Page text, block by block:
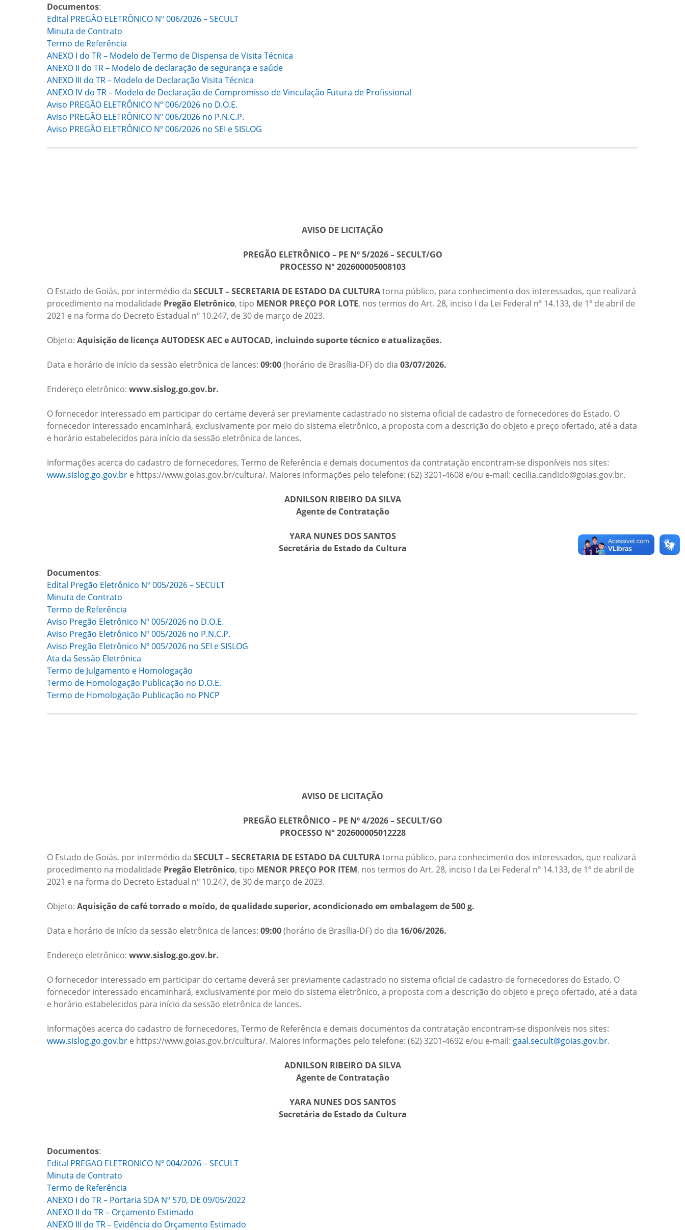
Documentos:
Edital PREGÃO ELETRÔNICO Nº 006/2026 – SECULT
Minuta de Contrato
Termo de Referência
ANEXO I do TR – Modelo de Termo de Dispensa de Visita Técnica
ANEXO II do TR – Modelo de declaração de segurança e saúde
ANEXO III do TR – Modelo de Declaração Visita Técnica
ANEXO IV do TR – Modelo de Declaração de Compromisso de Vinculação Futura de Profissional
Aviso PREGÃO ELETRÔNICO Nº 006/2026 no D.O.E.
Aviso PREGÃO ELETRÔNICO Nº 006/2026 no P.N.C.P.
Aviso PREGÃO ELETRÔNICO Nº 006/2026 no SEI e SISLOG
AVISO DE LICITAÇÃO
PREGÃO ELETRÔNICO – PE Nº 5/2026 – SECULT/GO
PROCESSO N° 202600005008103
O Estado de Goiás, por intermédio da SECULT – SECRETARIA DE ESTADO DA CULTURAtorna público, para conhecimento dos interessados, que realizará
procedimento na modalidade Pregão Eletrônico, tipo MENOR PREÇO POR LOTE, nos termos do Art. 28, inciso I da Lei Federal nº 14.133, de 1º de abril de
2021 e na forma do Decreto Estadual nº 10.247, de 30 de março de 2023.
Objeto: Aquisição de licença AUTODESK AEC e AUTOCAD, incluindo suporte técnico e atualizações.
Data e horário de início da sessão eletrônica de lances: 09:00(horário de Brasília-DF) do dia 03/07/2026.
Endereço eletrônico: www.sislog.go.gov.br.
O fornecedor interessado em participar do certame deverá ser previamente cadastrado no sistema oficial de cadastro de fornecedores do Estado. O
fornecedor interessado encaminhará, exclusivamente por meio do sistema eletrônico, a proposta com a descrição do objeto e preço ofertado, até a data
e horário estabelecidos para início da sessão eletrônica de lances.
Informações acerca do cadastro de fornecedores, Termo de Referência e demais documentos da contratação encontram-se disponíveis nos sites:
www.sislog.go.gov.br e https://www.goias.gov.br/cultura/. Maiores informações pelo telefone: (62) 3201-4608 e/ou e-mail: cecilia.candido@goias.gov.br.
ADNILSON RIBEIRO DA SILVA
Agente de Contratação
YARA NUNES DOS SANTOS
Secretária de Estado da Cultura
Documentos:
Edital Pregão Eletrônico Nº 005/2026 – SECULT
Minuta de Contrato
Termo de Referência
Aviso Pregão Eletrônico Nº 005/2026 no D.O.E.
Aviso Pregão Eletrônico Nº 005/2026 no P.N.C.P.
Aviso Pregão Eletrônico Nº 005/2026 no SEI e SISLOG
Ata da Sessão Eletrônica
Termo de Julgamento e Homologação
Termo de Homologação Publicação no D.O.E.
Termo de Homologação Publicação no PNCP
AVISO DE LICITAÇÃO
PREGÃO ELETRÔNICO – PE Nº 4/2026 – SECULT/GO
PROCESSO N° 202600005012228
O Estado de Goiás, por intermédio da SECULT – SECRETARIA DE ESTADO DA CULTURAtorna público, para conhecimento dos interessados, que realizará
procedimento na modalidade Pregão Eletrônico, tipo MENOR PREÇO POR ITEM, nos termos do Art. 28, inciso I da Lei Federal nº 14.133, de 1º de abril de
2021 e na forma do Decreto Estadual nº 10.247, de 30 de março de 2023.
Objeto: Aquisição de café torrado e moído, de qualidade superior, acondicionado em embalagem de 500 g.
Data e horário de início da sessão eletrônica de lances: 09:00(horário de Brasília-DF) do dia 16/06/2026.
Endereço eletrônico: www.sislog.go.gov.br.
O fornecedor interessado em participar do certame deverá ser previamente cadastrado no sistema oficial de cadastro de fornecedores do Estado. O
fornecedor interessado encaminhará, exclusivamente por meio do sistema eletrônico, a proposta com a descrição do objeto e preço ofertado, até a data
e horário estabelecidos para início da sessão eletrônica de lances.
Informações acerca do cadastro de fornecedores, Termo de Referência e demais documentos da contratação encontram-se disponíveis nos sites:
www.sislog.go.gov.br e https://www.goias.gov.br/cultura/. Maiores informações pelo telefone: (62) 3201-4692 e/ou e-mail: gaal.secult@goias.gov.br.
ADNILSON RIBEIRO DA SILVA
Agente de Contratação
YARA NUNES DOS SANTOS
Secretária de Estado da Cultura
Documentos:
Edital PREGAO ELETRONICO Nº 004/2026 – SECULT
Minuta de Contrato
Termo de Referência
ANEXO I do TR – Portaria SDA Nº 570, DE 09/05/2022
ANEXO II do TR – Orçamento Estimado
ANEXO III do TR – Evidência do Orçamento Estimado